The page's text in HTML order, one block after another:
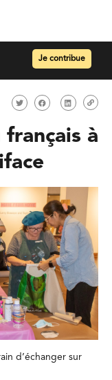
Je contribue
à
d’échanger sur